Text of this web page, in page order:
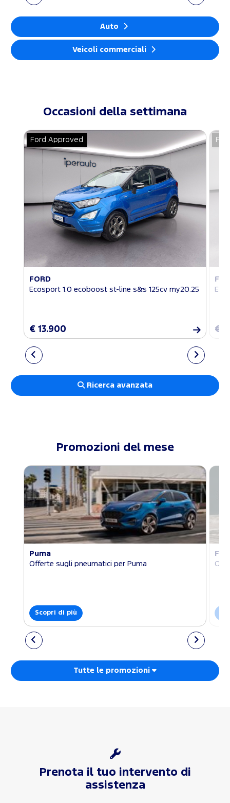
Auto
Veicoli commerciali
Occasioni della settimana
Ford Approved
FORD
Ecosport 1.0 ecoboost st-line s&s 125cv my20.25
€ 13.900 €
Ricerca avanzata
Promozioni del mese
Puma
Offerte sugli pneumatici per Puma
Scopri di più
Tutte le promozioni
Prenota il tuo intervento di
assistenza